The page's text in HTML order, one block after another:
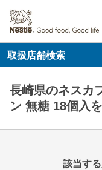
取扱店舗検索
長崎県のネスカ
ン 無糖 18個入
該当す